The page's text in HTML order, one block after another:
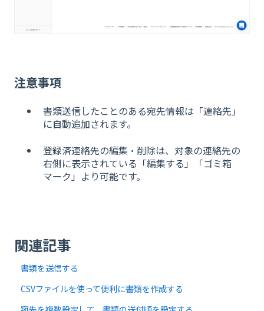
注意事項
書類送信したことのある宛先情報は「連絡先」
に自動追加されます。
登録済連絡先の編集・削除は、対象の連絡先の
右側に表示されている「編集する」「ゴミ箱
マーク」より可能です。
関連記事
書類を送信する
CSVファイルを使って便利に書類を作成する